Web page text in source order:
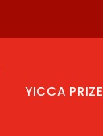
YICCA PRIZE